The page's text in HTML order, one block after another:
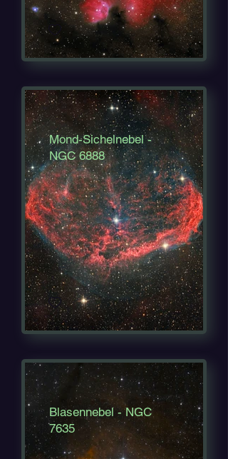
Mond-Sichelnebel -
NGC 6888
Blasennebel - NGC
7635